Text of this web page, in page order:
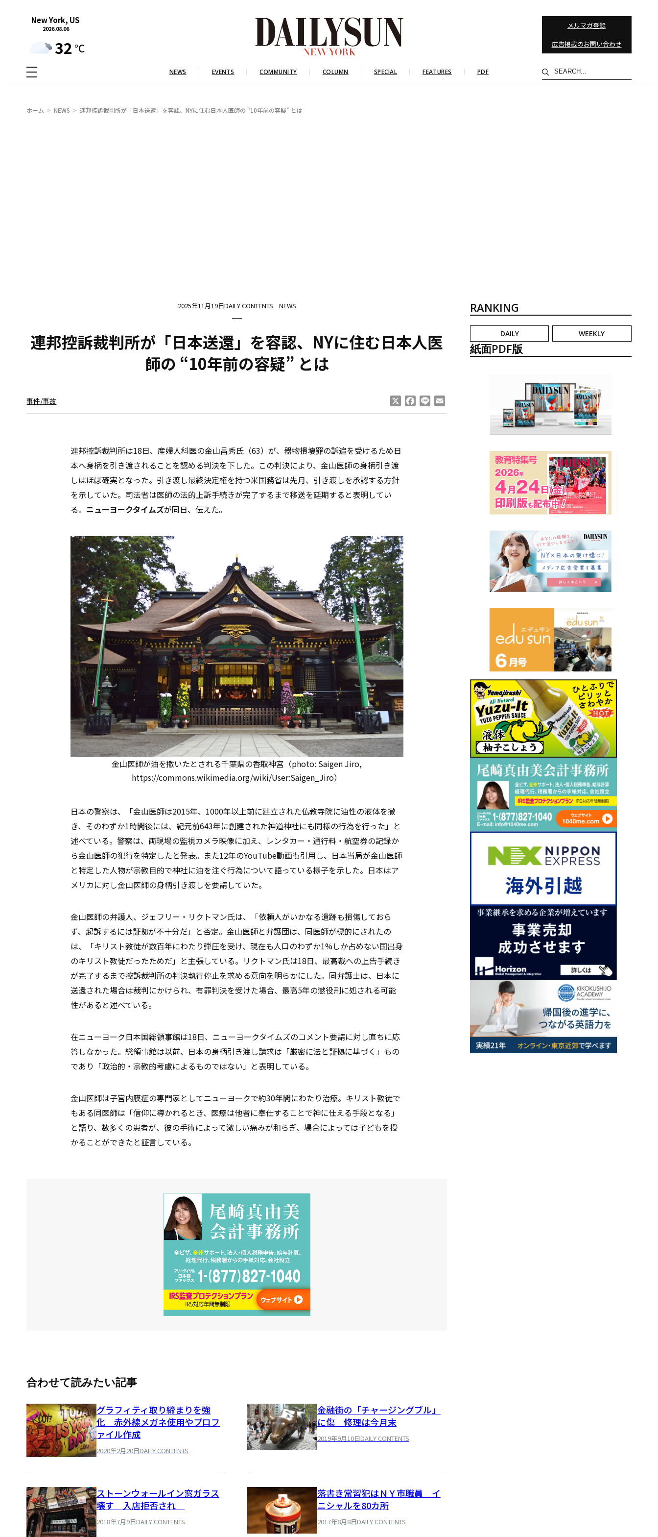
New York, US
2026.08.06
32 °C
メルマガ登録
広告掲載のお問い合わせ
NEWS EVENTS COMMUNITY COLUMN SPECIAL FEATURES PDF
検
索
ホーム NEWS 連邦控訴裁判所が「日本送還」を容認、NYに住む日本人医師の “10年前の容疑” とは
2025年11月19日DAILY CONTENTS NEWS
連邦控訴裁判所が「日本送還」を容認、NYに住む日本人医
師の “10年前の容疑” とは
事件/事故 Facebook
Line
連邦控訴裁判所は18日、産婦人科医の金山昌秀氏（63）が、器物損壊罪の訴追を受けるため日
本へ身柄を引き渡されることを認める判決を下した。この判決により、金山医師の身柄引き渡
しはほぼ確実となった。引き渡し最終決定権を持つ米国務省は先月、引き渡しを承認する方針
を示していた。司法省は医師の法的上訴手続きが完了するまで移送を延期すると表明してい
る。 ニューヨークタイムズが同日、伝えた。
金山医師が油を撒いたとされる千葉県の香取神宮（photo: Saigen Jiro,
https://commons.wikimedia.org/wiki/User:Saigen_Jiro）
日本の警察は、「金山医師は2015年、1000年以上前に建立された仏教寺院に油性の液体を撒
き、そのわずか1時間後には、紀元前643年に創建された神道神社にも同様の行為を行った」と
述べている。警察は、両現場の監視カメラ映像に加え、レンタカー・通行料・航空券の記録か
ら金山医師の犯行を特定したと発表。また12年のYouTube動画も引用し、日本当局が金山医師
と特定した人物が宗教目的で神社に油を注ぐ行為について語っている様子を示した。日本はア
メリカに対し金山医師の身柄引き渡しを要請していた。
金山医師の弁護人、ジェフリー・リクトマン氏は、「依頼人がいかなる遺跡も損傷しておら
ず、起訴するには証拠が不十分だ」と否定。金山医師と弁護団は、同医師が標的にされたの
は、「キリスト教徒が数百年にわたり弾圧を受け、現在も人口のわずか1%しか占めない国出身
のキリスト教徒だったためだ」と主張している。リクトマン氏は18日、最高裁への上告手続き
が完了するまで控訴裁判所の判決執行停止を求める意向を明らかにした。同弁護士は、日本に
送還された場合は裁判にかけられ、有罪判決を受けた場合、最高5年の懲役刑に処される可能
性があると述べている。
在ニューヨーク日本国総領事館は18日、ニューヨークタイムズのコメント要請に対し直ちに応
答しなかった。総領事館は以前、日本の身柄引き渡し請求は「厳密に法と証拠に基づく」もの
であり「政治的・宗教的考慮によるものではない」と表明している。
金山医師は子宮内膜症の専門家としてニューヨークで約30年間にわたり治療。キリスト教徒で
もある同医師は「信仰に導かれるとき、医療は他者に奉仕することで神に仕える手段となる」
と語り、数多くの患者が、彼の手術によって激しい痛みが和らぎ、場合によっては子どもを授
かることができたと証言している。
合わせて読みたい記事
グラフィティ取り締まりを強
化 赤外線メガネ使用やプロフ
ァイル作成
2020年2月20日DAILY CONTENTS
金融街の「チャージングブル」
に傷 修理は今月末
2019年9月10日DAILY CONTENTS
ストーンウォールイン窓ガラス
壊す 入店拒否され
2018年7月9日DAILY CONTENTS
落書き常習犯はＮＹ市職員 イ
ニシャルを80カ所
2017年8月8日DAILY CONTENTS
RANKING
DAILY WEEKLY
紙面PDF版